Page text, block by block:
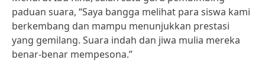
paduan suara, “Saya bangga melihat para siswa kami
berkembang dan mampu menunjukkan prestasi
yang gemilang. Suara indah dan jiwa mulia mereka
benar-benar mempesona.”